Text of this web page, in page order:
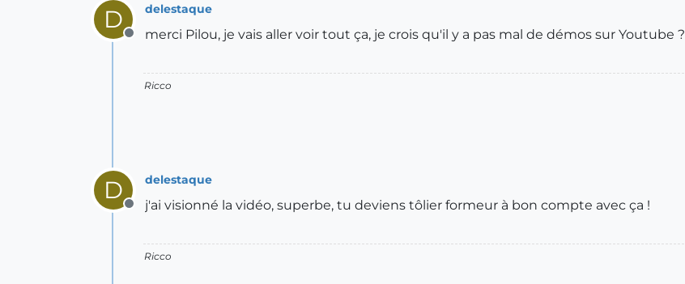
D
Offline
delestaque
merci Pilou, je vais aller voir tout ça, je crois qu'il y a pas mal de démos sur Youtube ?
Ricco
D
Offline
delestaque
j'ai visionné la vidéo, superbe, tu deviens tôlier formeur à bon compte avec ça !
Ricco